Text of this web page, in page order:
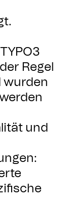
Regel
wurden
und